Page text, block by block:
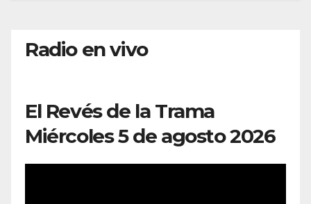
Radio en vivo
El Revés de la Trama
Miércoles 5 de agosto 2026